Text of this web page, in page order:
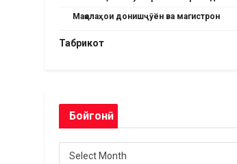
Мақолаҳои донишҷӯён ва магистрон
Табрикот
Бойгонӣ
Select Month